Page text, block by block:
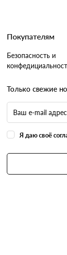
Покупателям
Безопасность и
Только свежие
Я даю своё